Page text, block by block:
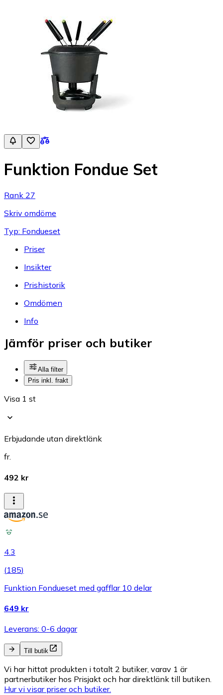
Funktion Fondue Set
Rank 27
Skriv omdöme
Typ: Fondueset
Priser
Insikter
Prishistorik
Omdömen
Info
Jämför priser och butiker
Alla filter
Pris inkl. frakt
Visa 1 st
Erbjudande utan direktlänk
fr.
492 kr
4.3
(185)
Funktion Fondueset med gafflar 10 delar
649 kr
Leverans: 0-6 dagar
Till butik
Vi har hittat produkten i totalt 2 butiker, varav 1 är
partnerbutiker hos Prisjakt och har direktlänk till butiken.
Hur vi visar priser och butiker.